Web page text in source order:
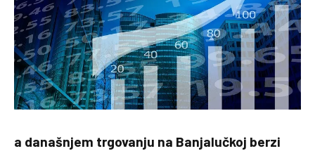
a današnjem trgovanju na Banjalučkoj berzi